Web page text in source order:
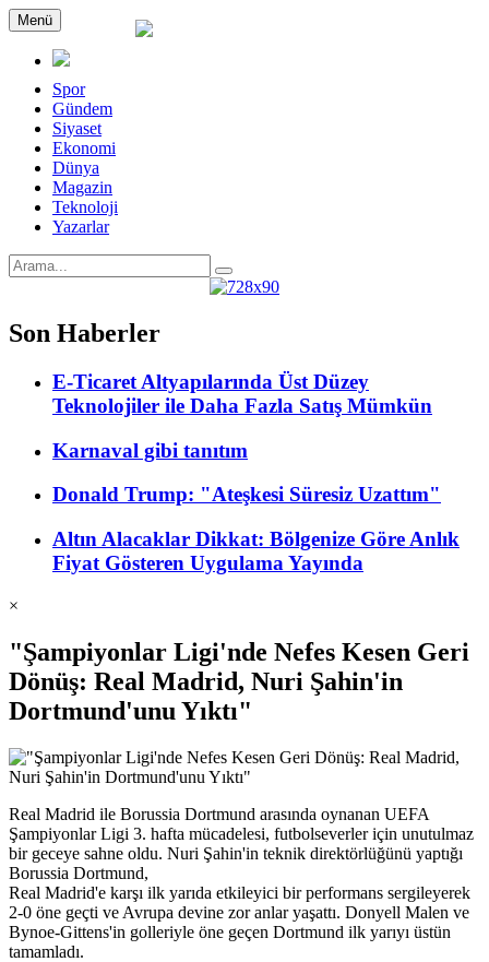
Menü
Spor
Gündem
Siyaset
Ekonomi
Dünya
Magazin
Teknoloji
Yazarlar
Son Haberler
E-Ticaret Altyapılarında Üst Düzey
Teknolojiler ile Daha Fazla Satış Mümkün
Karnaval gibi tanıtım
Donald Trump: "Ateşkesi Süresiz Uzattım"
Altın Alacaklar Dikkat: Bölgenize Göre Anlık
Fiyat Gösteren Uygulama Yayında
×
"Şampiyonlar Ligi'nde Nefes Kesen Geri
Dönüş: Real Madrid, Nuri Şahin'in
Dortmund'unu Yıktı"
Real Madrid ile Borussia Dortmund arasında oynanan UEFA
Şampiyonlar Ligi 3. hafta mücadelesi, futbolseverler için unutulmaz
bir geceye sahne oldu. Nuri Şahin'in teknik direktörlüğünü yaptığı
Borussia Dortmund,
Real Madrid'e karşı ilk yarıda etkileyici bir performans sergileyerek
2-0 öne geçti ve Avrupa devine zor anlar yaşattı. Donyell Malen ve
Bynoe-Gittens'in golleriyle öne geçen Dortmund ilk yarıyı üstün
tamamladı.